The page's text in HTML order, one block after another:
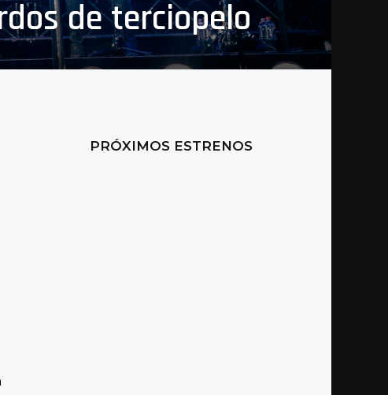
de terciopelo
PRÓXIMOS ESTRENOS